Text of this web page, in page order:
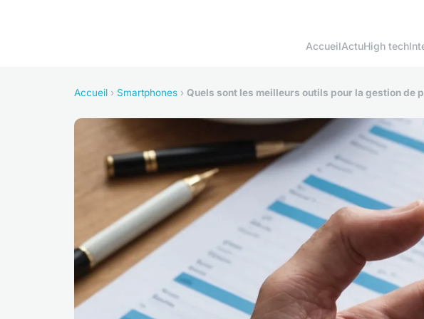
AccueilActuHigh tech
Accueil › Smartphones › Quels sont les meilleurs outils pour la gestion de